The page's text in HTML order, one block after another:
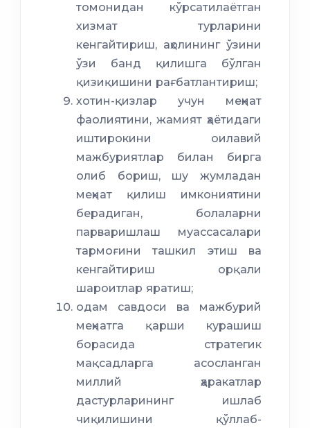
томонидан кўрсатилаётган
хизмат турларини
кенгайтириш, аҳолининг ўзини
ўзи банд қилишга бўлган
қизиқишини рағбатлантириш;
хотин-қизлар учун меҳнат
фаолиятини, жамият ҳаётидаги
иштирокини оилавий
мажбуриятлар билан бирга
олиб бориш, шу жумладан
меҳнат қилиш имкониятини
берадиган, болаларни
парваришлаш муассасалари
тармоғини ташкил этиш ва
кенгайтириш орқали
шароитлар яратиш;
одам савдоси ва мажбурий
меҳнатга қарши курашиш
борасида стратегик
мақсадларга асосланган
миллий ҳаракатлар
дастурларининг ишлаб
чиқилишини қўллаб-